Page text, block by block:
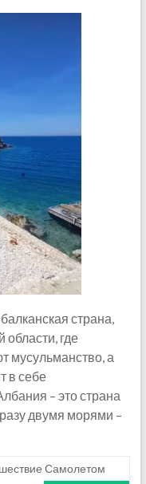
страна,
где
мусульманство, а
в себе
– это страна
двумя морями –
Самолетом